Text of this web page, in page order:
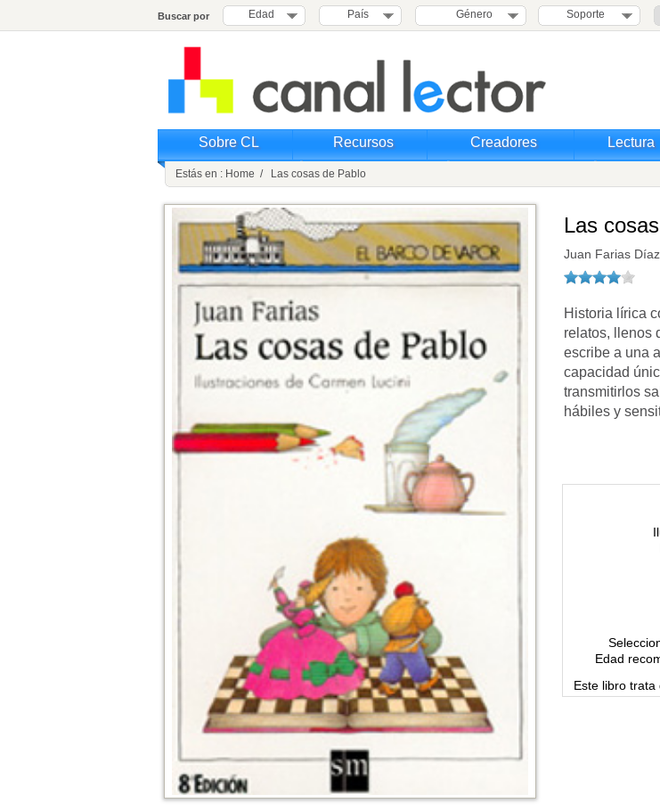
Buscar por Edad País Género Soporte
Sobre CL Recursos Creadores Lectura
Estás en : Home / Las cosas de Pablo
Las
Juan Farias
Historia lírica
relatos, llenos
escribe a una
capacidad
transmitirlos
hábiles y
Edad
Este libro trata